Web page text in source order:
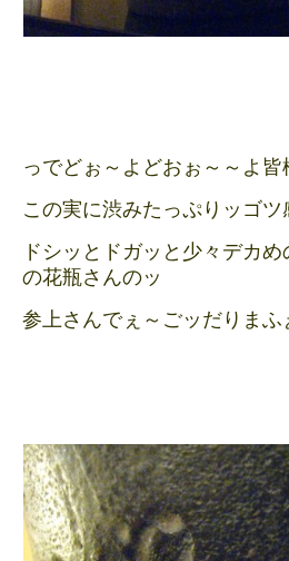
っでどぉ～よどおぉ～～よ皆
この実に渋みたっぷりッゴツ
ドシッとドガッと少々デカ
の花瓶さんのッ
参上さんでぇ～ごッだりまふ